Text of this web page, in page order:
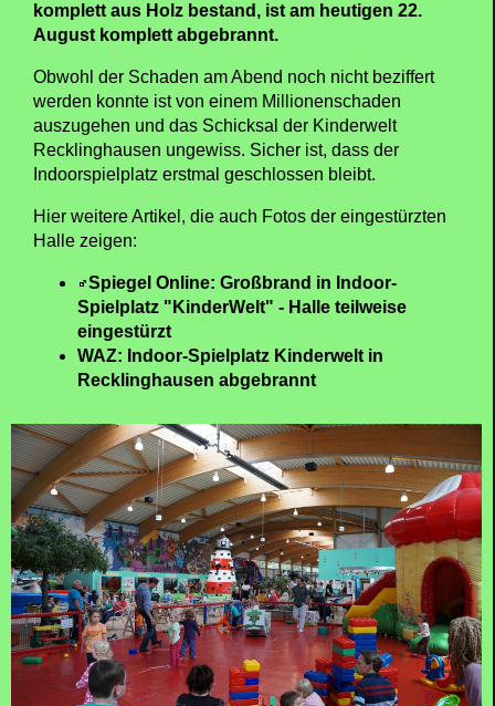
komplett aus Holz bestand, ist am heutigen 22.
August komplett abgebrannt.
Obwohl der Schaden am Abend noch nicht beziffert
werden konnte ist von einem Millionenschaden
auszugehen und das Schicksal der Kinderwelt
Recklinghausen ungewiss. Sicher ist, dass der
Indoorspielplatz erstmal geschlossen bleibt.
Hier weitere Artikel, die auch Fotos der eingestürzten
Halle zeigen:
Spiegel Online: Großbrand in Indoor-
Spielplatz "KinderWelt" - Halle teilweise
eingestürzt
WAZ: Indoor-Spielplatz Kinderwelt in
Recklinghausen abgebrannt